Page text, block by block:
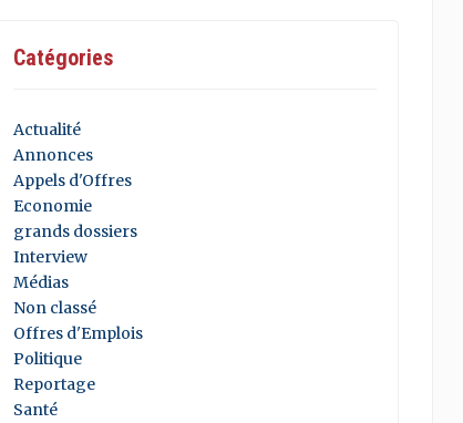
Catégories
Actualité
Annonces
Appels d'Offres
Economie
grands dossiers
Interview
Médias
Non classé
Offres d'Emplois
Politique
Reportage
Santé